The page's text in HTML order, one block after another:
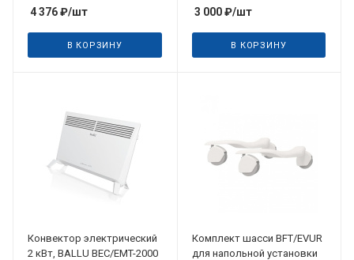
4 376₽/шт
В КОРЗИНУ
3 000₽/шт
В КОРЗИНУ
Конвектор электрический
2 кВт, BALLU BEC/EMT-2000
Комплект шасси BFT/EVUR
для напольной установки